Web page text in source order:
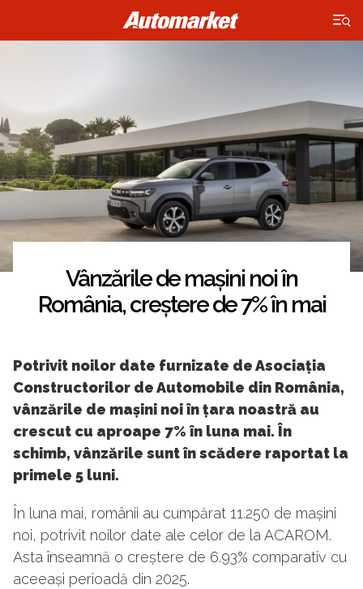
×
Vânzările de mașini noi în
România, creștere de 7% în mai
Potrivit noilor date furnizate de Asociația
Constructorilor de Automobile din România,
vânzările de mașini noi în țara noastră au
crescut cu aproape 7% în luna mai. În
schimb, vânzările sunt în scădere raportat la
primele 5 luni.
În luna mai, românii au cumpărat 11.250 de mașini
noi, potrivit noilor date ale celor de la ACAROM.
Asta înseamnă o creștere de 6.93% comparativ cu
aceeași perioadă din 2025.